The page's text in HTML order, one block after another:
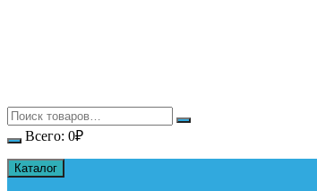
Всего: 0₽
Каталог